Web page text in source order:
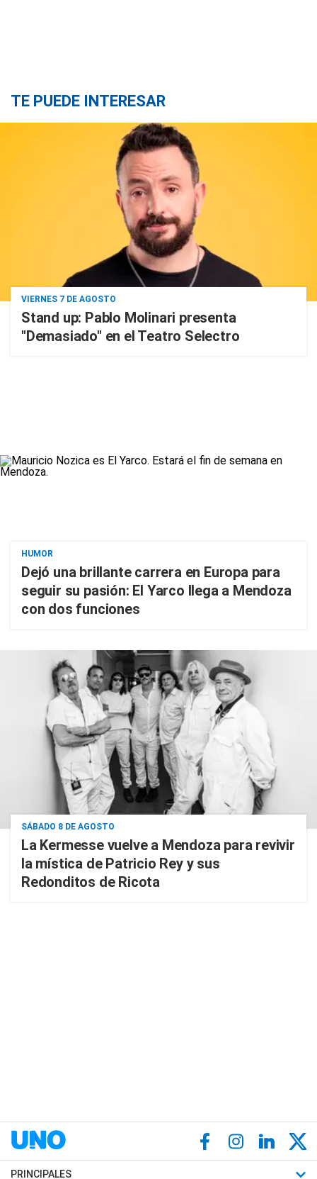
TE PUEDE INTERESAR
VIERNES 7 DE AGOSTO
Stand up: Pablo Molinari presenta
"Demasiado" en el Teatro Selectro
HUMOR
Dejó una brillante carrera en Europa para
seguir su pasión: El Yarco llega a Mendoza
con dos funciones
SÁBADO 8 DE AGOSTO
La Kermesse vuelve a Mendoza para revivir
la mística de Patricio Rey y sus
Redonditos de Ricota
PRINCIPALES